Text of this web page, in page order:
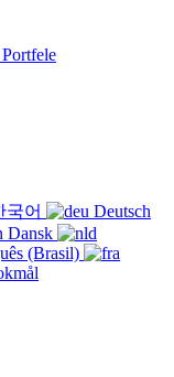
Portfele
어
Deutsch
Dansk
(Brasil)